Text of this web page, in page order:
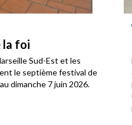
la foi
Sud-Est et les
le septième festival de
dimanche 7 juin 2026.